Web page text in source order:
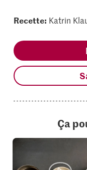
Recette: Katrin
Ça